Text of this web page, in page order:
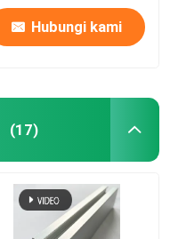
Hubungi kami
(17)